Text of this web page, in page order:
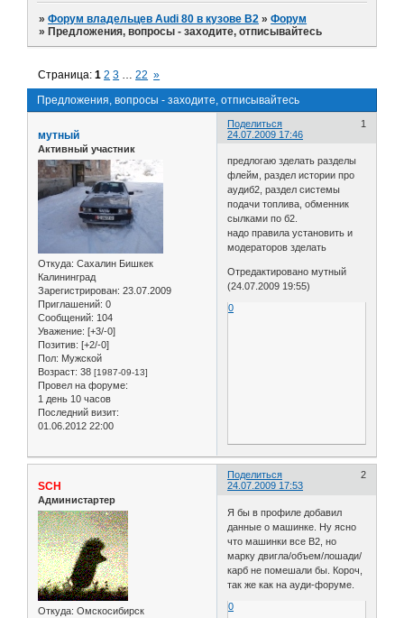
»Форум владельцев Audi 80 в кузове В2 »Форум
»Предложения, вопросы - заходите, отписывайтесь
Предложения, вопросы - заходите, отписывайтесь
Страница:1 2 3 … 22 »
Поделиться
1
24.07.2009 17:46
мутный
Активный участник
Откуда: Сахалин Бишкек
Калининград
Зарегистрирован: 23.07.2009
Приглашений: 0
Сообщений: 104
Уважение: [+3/-0]
Позитив: [+2/-0]
Пол: Мужской
Возраст: 38 [1987-09-13]
Провел на форуме:
1 день 10 часов
Последний визит:
01.06.2012 22:00
предлогаю зделать разделы
флейм, раздел истории про
аудиб2, раздел системы
подачи топлива, обменник
сылками по б2.
надо правила установить и
модераторов зделать
Отредактировано мутный
(24.07.2009 19:55)
0
Поделиться
2
24.07.2009 17:53
SCH
Администартер
Откуда: Омскосибирск
Я бы в профиле добавил
данные о машинке. Ну ясно
что машинки все B2, но
марку двигла/объем/лошади/
карб не помешали бы. Короч,
так же как на ауди-форуме.
0